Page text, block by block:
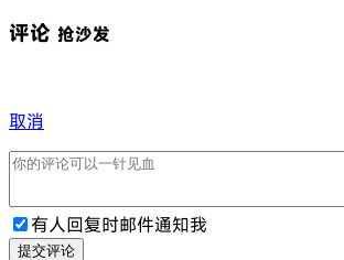
评论 抢沙发
取消
有人回复时邮件通知我
提交评论